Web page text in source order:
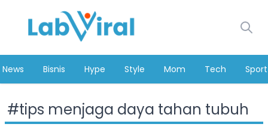
News Bisnis Hype Style Mom Tech Sport
#tips menjaga daya tahan tubuh